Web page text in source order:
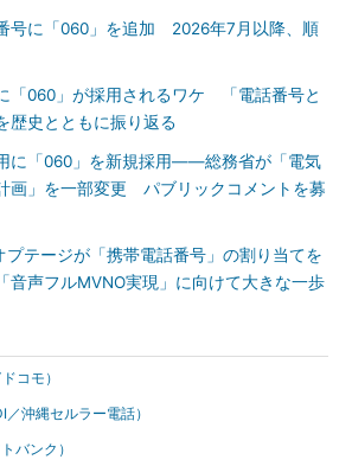
号に「060」を追加 2026年7月以降、順
「060」が採用されるワケ 「電話番号と
歴史とともに振り返る
に「060」を新規採用――総務省が「電気
画」を一部変更 パブリックコメントを募
プテージが「携帯電話番号」の割り当てを
声フルMVNO実現」に向けて大きな一歩
コモ）
沖縄セルラー電話）
バンク）